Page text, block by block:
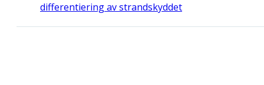
differentiering av strandskyddet